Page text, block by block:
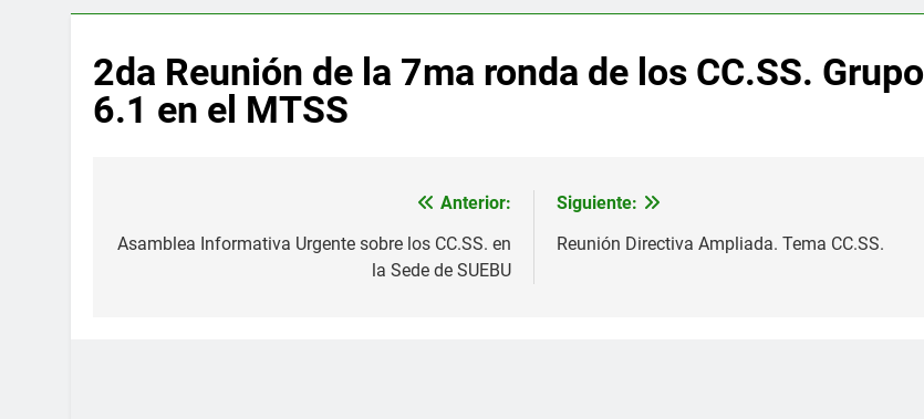
2da Reunión de la 7ma ronda de los CC.SS. Grupo
6.1 en el MTSS
de
Anterior:
Asamblea Informativa Urgente sobre los CC.SS. en
la Sede de SUEBU
Siguiente:
Reunión Directiva Ampliada. Tema CC.SS.